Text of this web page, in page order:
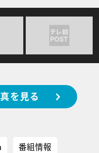
を見る
番組情報